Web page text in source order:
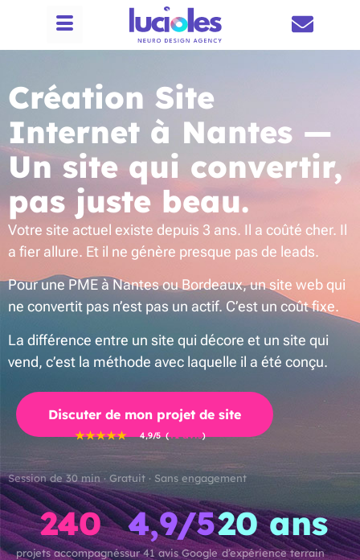
Création Site
Internet à Nantes —
Un site qui convertir,
pas juste beau.
Votre site actuel existe depuis 3 ans. Il a coûté cher. Il
a fier allure. Et il ne génère presque pas de leads.
Pour une PME à Nantes ou Bordeaux, un site web qui
ne convertit pas n’est pas un actif. C’est un coût fixe.
La différence entre un site qui décore et un site qui
vend, c’est la méthode avec laquelle il a été conçu.
Discuter de mon projet de site
4,9/5 (41 avis)
Session de 30 min · Gratuit · Sans engagement
240
projets accompagnés
4,9/5
sur 41 avis Google
20 ans
d’expérience terrain